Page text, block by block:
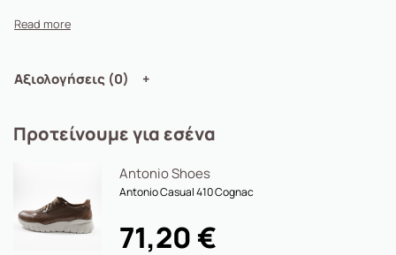
Αξιολογήσεις (0)
Προτείνουμε για εσένα
Antonio Shoes
Antonio Casual 410 Cognac
71,20 €